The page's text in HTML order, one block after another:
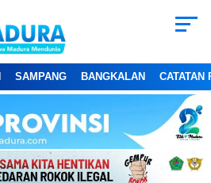
SAMPANG BANGKALAN CATATAN